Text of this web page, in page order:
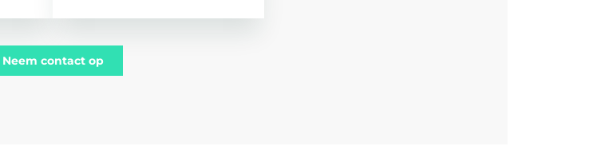
Neem contact op